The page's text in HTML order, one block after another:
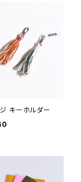
ジ キーホルダー